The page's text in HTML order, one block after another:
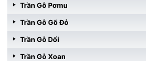
Trần Gỗ Pơmu
Trần Gỗ Gõ Đỏ
Trần Gỗ Dổi
Trần Gỗ Xoan